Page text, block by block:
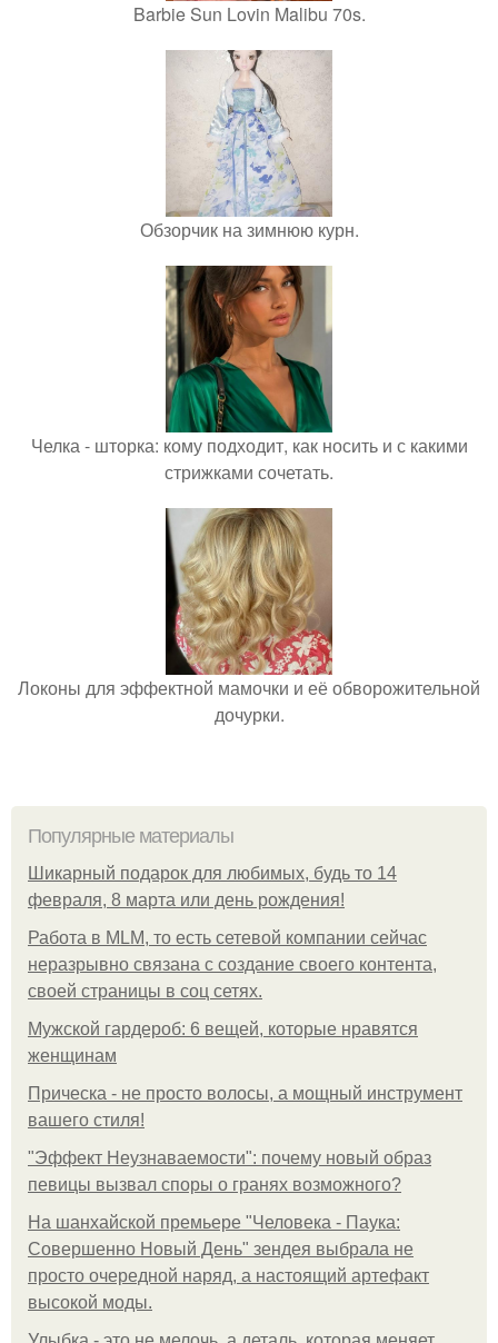
Barbie Sun Lovin Malibu 70s.
Обзорчик на зимнюю курн.
Челка - шторка: кому подходит, как носить и с какими
стрижками сочетать.
Локоны для эффектной мамочки и её обворожительной
дочурки.
Популярные материалы
Шикарный подарок для любимых, будь то 14
февраля, 8 марта или день рождения!
Работа в MLM, то есть сетевой компании сейчас
неразрывно связана с создание своего контента,
своей страницы в соц сетях.
Мужской гардероб: 6 вещей, которые нравятся
женщинам
Прическа - не просто волосы, а мощный инструмент
вашего стиля!
"Эффект Неузнаваемости": почему новый образ
певицы вызвал споры о гранях возможного?
На шанхайской премьере "Человека - Паука:
Совершенно Новый День" зендея выбрала не
просто очередной наряд, а настоящий артефакт
высокой моды.